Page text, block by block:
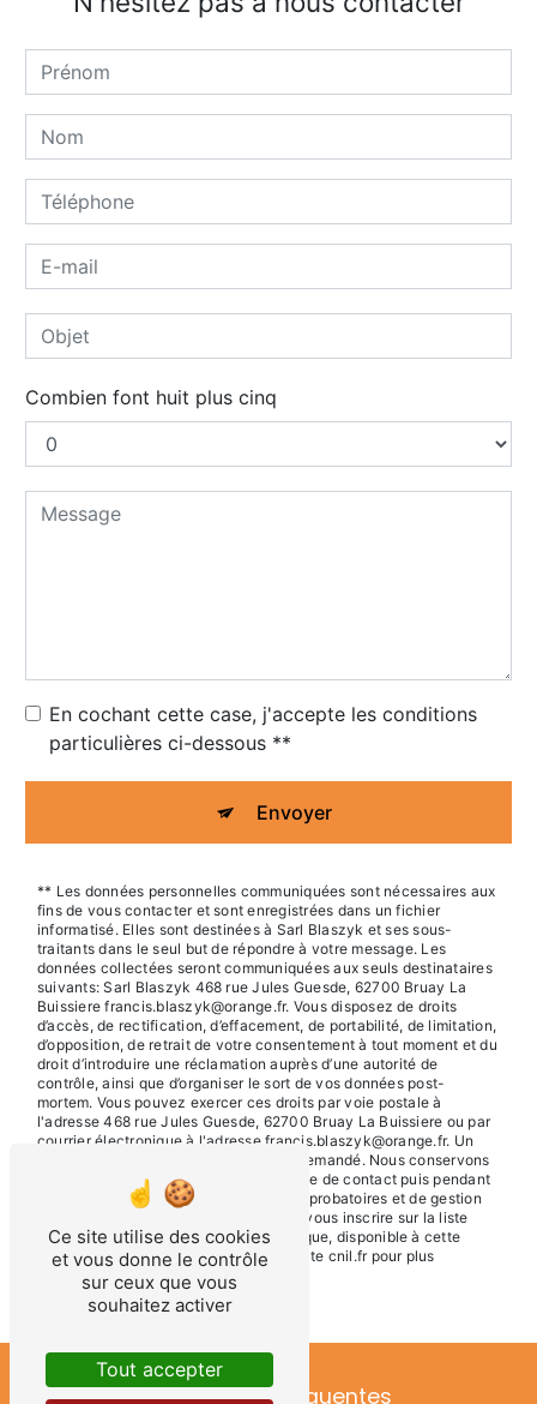
Combien font huit plus cinq
En cochant cette case, j'accepte les conditions
particulières ci-dessous **
Envoyer
** Les données personnelles communiquées sont nécessaires aux
fins de vous contacter et sont enregistrées dans un fichier
informatisé. Elles sont destinées à Sarl Blaszyk et ses sous-
traitants dans le seul but de répondre à votre message. Les
données collectées seront communiquées aux seuls destinataires
suivants: Sarl Blaszyk 468 rue Jules Guesde, 62700 Bruay La
Buissiere francis.blaszyk@orange.fr. Vous disposez de droits
d’accès, de rectification, d’effacement, de portabilité, de limitation,
d’opposition, de retrait de votre consentement à tout moment et du
droit d’introduire une réclamation auprès d’une autorité de
contrôle, ainsi que d’organiser le sort de vos données post-
mortem. Vous pouvez exercer ces droits par voie postale à
l'adresse 468 rue Jules Guesde, 62700 Bruay La Buissiere ou par
courrier électronique à l'adresse francis.blaszyk@orange.fr. Un
justificatif d'identité pourra vous être demandé. Nous conservons
vos données pendant la période de prise de contact puis pendant
la durée de prescription légale aux fins probatoires et de gestion
des contentieux. Vous avez le droit de vous inscrire sur la liste
d'opposition au démarchage téléphonique, disponible à cette
adresse: Bloctel.gouv.fr. Consultez le site cnil.fr pour plus
d’informations sur vos droits.
Recherches fréquentes
Ce site utilise des cookies
et vous donne le contrôle
sur ceux que vous
souhaitez activer
Tout accepter